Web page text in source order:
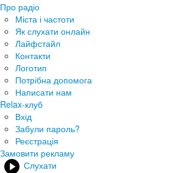
Про радіо
Міста і частоти
Як слухати онлайн
Лайфстайл
Контакти
Логотип
Потрібна допомога
Написати нам
Relax-клуб
Вхід
Забули пароль?
Реєстрація
Замовити рекламу
Слухати